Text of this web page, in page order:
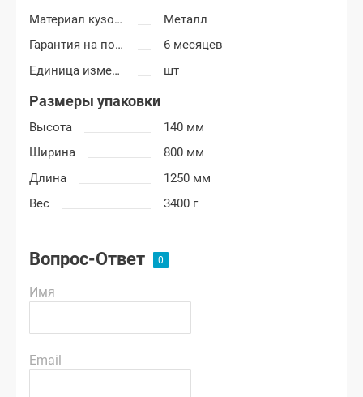
Материал кузовных деталей
Металл
Гарантия на покраску
6 месяцев
Единица измерения
шт
Размеры упаковки
Высота
140 мм
Ширина
800 мм
Длина
1250 мм
Вес
3400 г
Вопрос-Ответ
Имя
Email